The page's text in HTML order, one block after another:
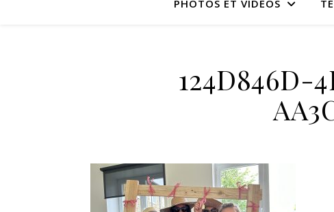
PHOTOS ET VIDÉOS
124D846D-